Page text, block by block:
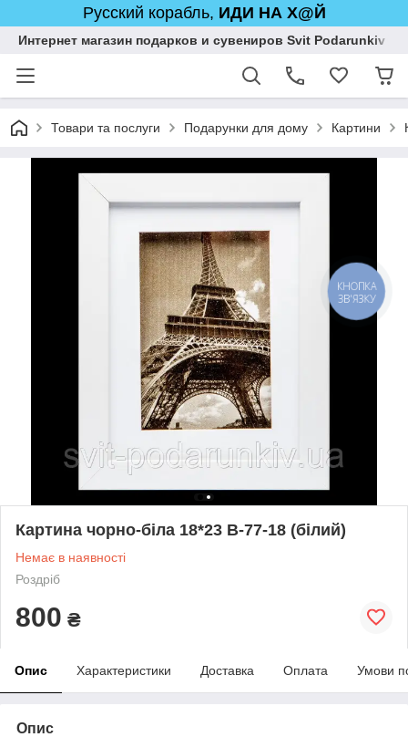
Русский корабль, ИДИ НА Х@Й
Интернет магазин подарков и сувениров Svit Podarunkiv
Товари та послуги Подарунки для дому Картини
Картина чорно-біла 18*23 B-77-18 (білий)
Немає в наявності
Роздріб
800 ₴
Опис Характеристики Доставка Оплата Умови
Опис
КНОПКА
ЗВ'ЯЗКУ